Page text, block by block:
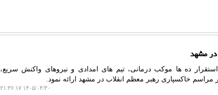
ده ها موکب درمانی، تیم های امدادی و نیروهای واکنش سریع،
خاکسپاری رهبر معظم انقلاب در مشهد ارائه نمود.
۱۴۰۵/۰۴/۳۰ ۲۱:۳۶:۱۷